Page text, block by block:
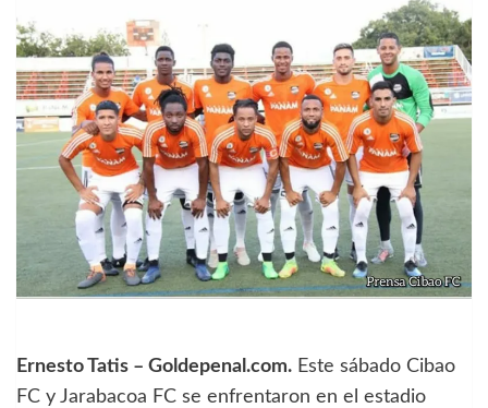
Ernesto Tatis – Goldepenal.com. Este sábado Cibao
FC y Jarabacoa FC se enfrentaron en el estadio